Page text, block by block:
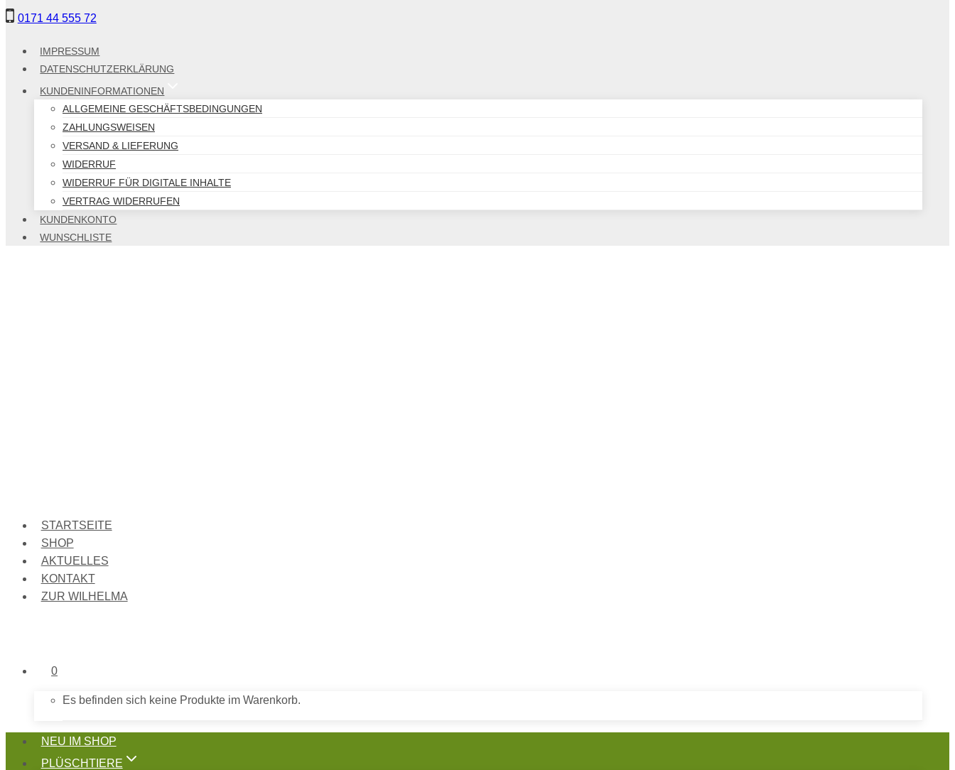
Zum
Inhalt
0171 44 555 72
IMPRESSUM
DATENSCHUTZERKLÄRUNG
KUNDENINFORMATIONEN
ALLGEMEINE GESCHÄFTSBEDINGUNGEN
ZAHLUNGSWEISEN
VERSAND & LIEFERUNG
WIDERRUF
WIDERRUF FÜR DIGITALE INHALTE
VERTRAG WIDERRUFEN
KUNDENKONTO
WUNSCHLISTE
STARTSEITE
SHOP
AKTUELLES
KONTAKT
ZUR WILHELMA
0
Es befinden sich keine Produkte im Warenkorb.
NEU IM SHOP
PLÜSCHTIERE